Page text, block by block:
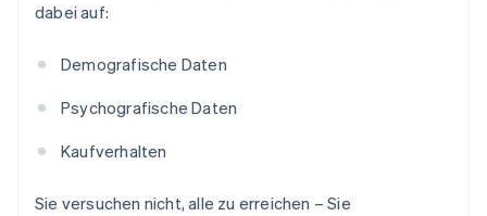
dabei auf:
Demografische Daten
Psychografische Daten
Kaufverhalten
Sie versuchen nicht, alle zu erreichen – Sie